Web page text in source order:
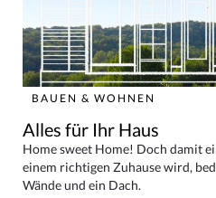
BAUEN & WOHNEN
Alles für Ihr Haus
Home sweet Home! Doch damit
einem richtigen Zuhause wird,
Wände und ein Dach.